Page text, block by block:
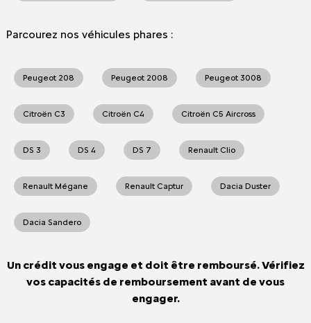
Parcourez nos véhicules phares :
Peugeot 208 Peugeot 2008 Peugeot 3008
Citroën C3 Citroën C4 Citroën C5 Aircross
DS 3 DS 4 DS 7 Renault Clio
Renault Mégane Renault Captur Dacia Duster
Dacia Sandero
Un crédit vous engage et doit être remboursé. Vérifiez
vos capacités de remboursement avant de vous
engager.